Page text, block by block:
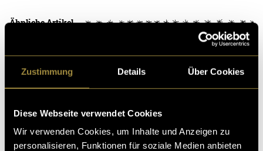
Zustimmung Details Über Cookies
Diese Webseite verwendet Cookies
Wir verwenden Cookies, um Inhalte und Anzeigen zu
personalisieren, Funktionen für soziale Medien anbieten
Ähnliche Artikel